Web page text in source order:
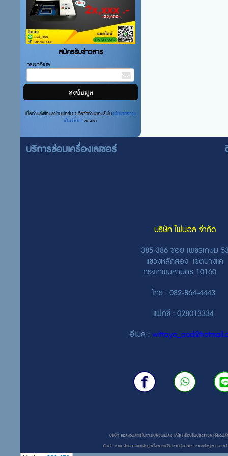
สมัครรับข่าวสาร
กรอกอีเมล
เมื่อท่านส่งข้อมูลผ่านฟอร์ม จะถือว่าท่านยอมรับในนโยบายความ
เป็นส่วนตัวของเรา
บริการซ่อมเครื่องเลเซอร์
บริษัท ไฟนอล จำกัด
385-386 ซอย เพชรเกษม
แขวงหลักสอง เขตบางแค
กรุงเทพมหานคร 10160
โทร : 082-864-4443
แฟกซ์ : 028013334
อีเมล :
บริษัท ขอสงวนสิทธิ์ในการเปลี่ยนแปลง แก้ไข หรือปรับปรุงรายละเอียด
สินค้า ภาพ ข้อความและข้อมูลทั้งหมดได้รับการคุ้มครอง ภายใต้กฎหมายว่